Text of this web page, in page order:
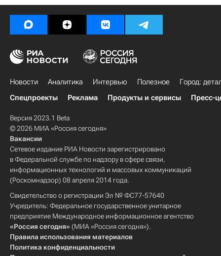
Новости Аналитика Интервью Полезное
Город:
Спецпроекты
Реклама Продукты и сервисы Пресс-
Версия 2023.1 Beta
© 2026 МИА «Россия сегодня»
Вакансии
Сетевое издание РИА Новости зарегистрировано
в Федеральной службе по надзору в сфере связи,
информационных технологий и массовых коммуникаций
(Роскомнадзор) 08 апреля 2014 года.
Свидетельство о регистрации Эл № ФС77-57640
Учредитель: Федеральное государственное унитарное
предприятие Международное информационное агентство
«Россия сегодня» (МИА «Россия сегодня»).
Правила использования материалов
Политика конфиденциальности